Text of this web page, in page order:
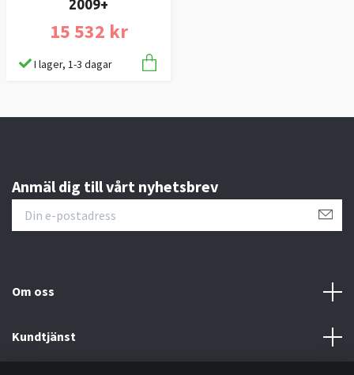
2009+
15 532 kr
I lager, 1-3 dagar
Anmäl dig till vårt nyhetsbrev
Om oss
Kundtjänst